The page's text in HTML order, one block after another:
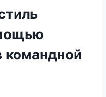
командной